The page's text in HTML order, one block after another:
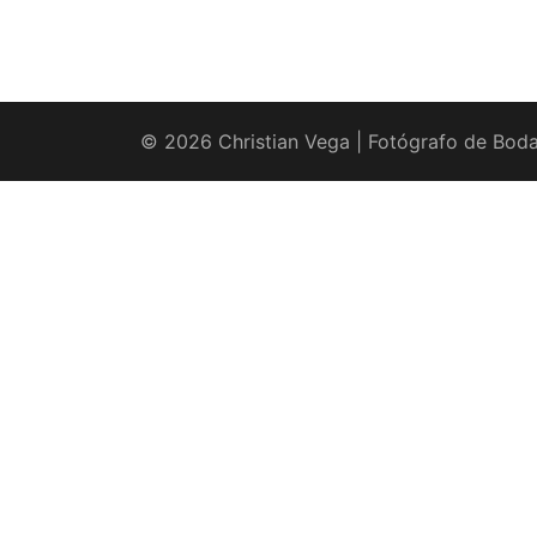
© 2026 Christian Vega | Fotógrafo de